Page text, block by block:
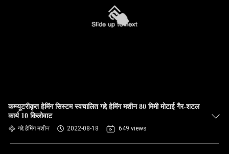
कम्प्यूटरीकृत हेमिंग सिस्टम स्वचालित गद्दे हेमिंग मशीन 80 मिमी मोटाई गैर-शटल
कार्य 10 किलोवाट
गद्दे हेमिंग मशीन 2022-08-18 649 views